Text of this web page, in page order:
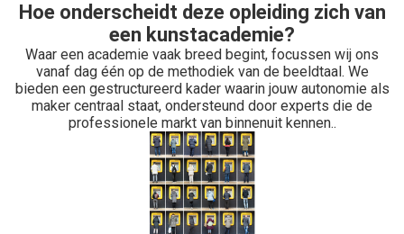
Hoe onderscheidt deze opleiding zich van
een kunstacademie?
Waar een academie vaak breed begint, focussen wij ons
vanaf dag één op de methodiek van de beeldtaal. We
bieden een gestructureerd kader waarin jouw autonomie als
maker centraal staat, ondersteund door experts die de
professionele markt van binnenuit kennen..